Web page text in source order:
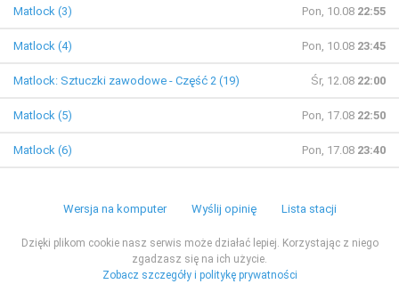
Matlock (3) Pon, 10.08 22:55
Matlock (4) Pon, 10.08 23:45
Matlock: Sztuczki zawodowe - Część 2 (19) Śr, 12.08 22:00
Matlock (5) Pon, 17.08 22:50
Matlock (6) Pon, 17.08 23:40
Wersja na komputer Wyślij opinię Lista stacji
Dzięki plikom cookie nasz serwis może działać lepiej. Korzystając z niego
zgadzasz się na ich użycie.
Zobacz szczegóły i politykę prywatności